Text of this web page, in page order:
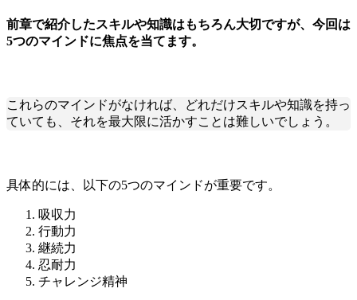
前章で紹介したスキルや知識はもちろん大切ですが、今回は
5つのマインドに焦点を当てます。
これらのマインドがなければ、どれだけスキルや知識を持っ
ていても、それを最大限に活かすことは難しいでしょう。
具体的には、以下の5つのマインドが重要です。
吸収力
行動力
継続力
忍耐力
チャレンジ精神